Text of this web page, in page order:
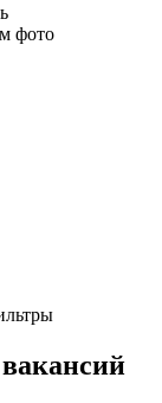
фото